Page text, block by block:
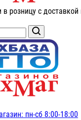
в розницу с
пн-сб 8:00-18:00